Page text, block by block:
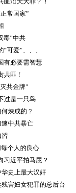
匪滔天大罪？！
常国家”
毒”中共
可爱”、、、
有必要需智慧
共匪！
共金牌”
过是一只鸟
煉成的？
中共暴亡
習
个人的良心
习近平拍马屁？
史上最大汉奸
害妇女犯罪的总后台